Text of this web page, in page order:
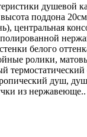
душевой
высота поддона
центральная
белого
ролики,
термостатический
душ,
из нержавеюще..